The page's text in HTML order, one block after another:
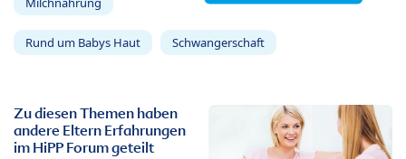
Rund um Babys Haut Schwangerschaft
Zu diesen Themen haben
andere Eltern Erfahrungen
im HiPP Forum geteilt